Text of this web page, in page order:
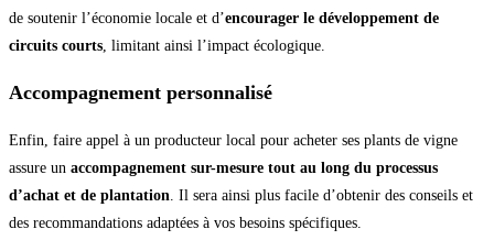
de soutenir l’économie locale et d’encourager le développement de
circuits courts , limitant ainsi l’impact écologique.
Accompagnement personnalisé
Enfin, faire appel à un producteur local pour acheter ses plants de vigne
assure un accompagnement sur-mesure tout au long du processus
d’achat et de plantation . Il sera ainsi plus facile d’obtenir des conseils et
des recommandations adaptées à vos besoins spécifiques.